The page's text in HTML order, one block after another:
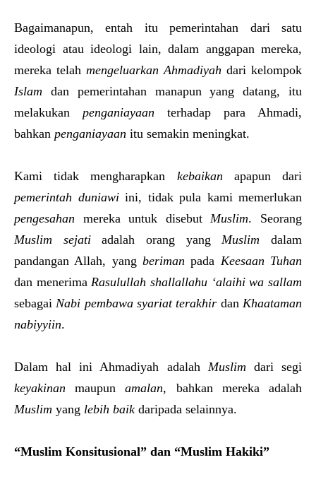
Bagaimanapun, entah itu pemerintahan dari satu
ideologi atau ideologi lain, dalam anggapan mereka,
mereka telah mengeluarkan Ahmadiyah dari kelompok
Islam dan pemerintahan manapun yang datang, itu
melakukan penganiayaan terhadap para Ahmadi,
bahkan penganiayaan itu semakin meningkat.
Kami tidak mengharapkan kebaikan apapun dari
pemerintah duniawi ini, tidak pula kami memerlukan
pengesahan mereka untuk disebutMuslim. Seorang
Muslim sejatiadalah orang yangMuslim dalam
pandangan Allah, yang beriman pada Keesaan Tuhan
dan menerimaRasulullah shallallahu ‘alaihi wa sallam
sebagaiNabi pembawa syariat terakhir danKhaataman
nabiyyiin.
Dalam hal ini Ahmadiyah adalah Muslim dari segi
keyakinan maupunamalan, bahkan mereka adalah
Muslim yang lebih baik daripada selainnya.
“Muslim Konsitusional” dan “Muslim Hakiki”